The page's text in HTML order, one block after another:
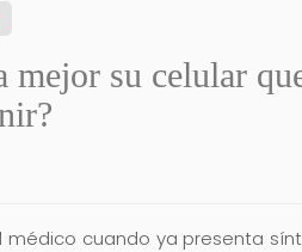
mejor su celular
médico cuando ya presenta